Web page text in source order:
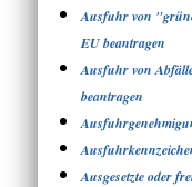
Ausfuhr von
EU beantragen
Ausfuhr von
beantragen
Ausgesetzte oder